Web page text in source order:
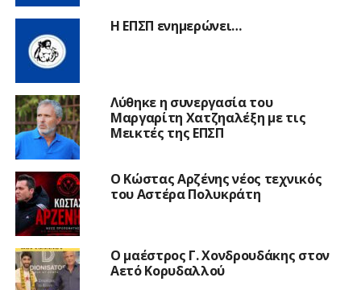
Η ΕΠΣΠ ενημερώνει…
Λύθηκε η συνεργασία του
Μαργαρίτη Χατζηαλέξη με τις
Μεικτές της ΕΠΣΠ
Ο Κώστας Αρζένης νέος τεχνικός
του Αστέρα Πολυκράτη
Ο μαέστρος Γ. Χονδρουδάκης στον
Αετό Κορυδαλλού